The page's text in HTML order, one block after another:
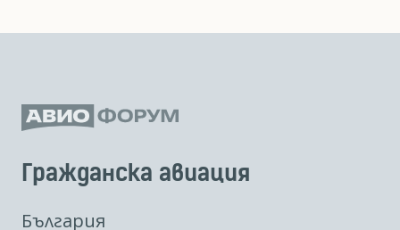
Гражданска авиация
България